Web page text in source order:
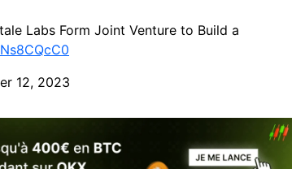
Labs Form Joint Venture to Build a
12, 2023